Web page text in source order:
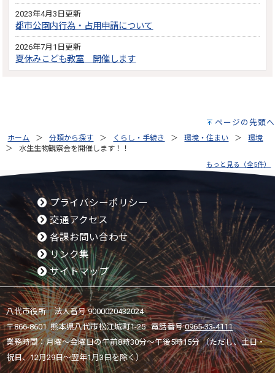
2023年4月3日更新
都市公園内行為・占用申請について
2026年7月1日更新
夏休みこども教室 開催します
ページの先頭へ
ホーム 分類から探す くらし・手続き 環境・住まい
環境
水生生物観察会を開催します！！
もっと見る（全5件）
プライバシーポリシー
交通アクセス
各課お問い合わせ
リンク集
サイトマップ
八代市役所 法人番号 9000020432024
〒866-8601 熊本県八代市松江城町1-25 電話番号:0965-33-4111
業務時間：月曜～金曜日の午前8時30分～午後5時15分 （ただし、土日・
祝日、12月29日～翌年1月3日を除く）